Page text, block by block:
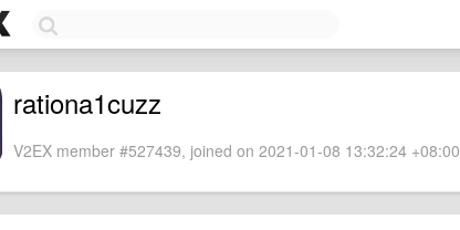
rationa1cuzz
V2EX member #527439, joined on 2021-01-08 13:32:24 +08:00